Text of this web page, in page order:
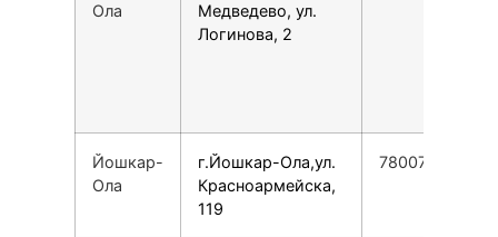
Ола
Медведево, ул.
Логинова, 2
Йошкар-
Ола
г.Йошкар-Ола,ул.
Красноармейска,
119
78007753553